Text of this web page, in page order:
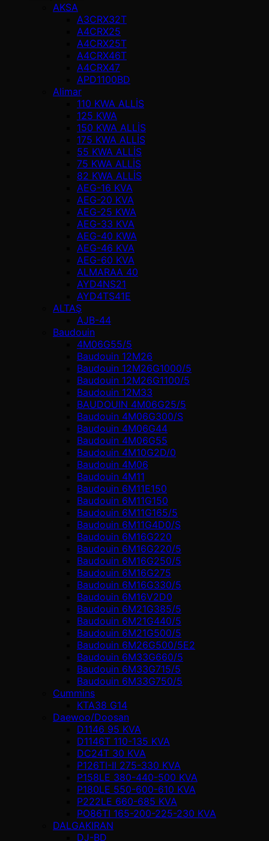
AKSA
A3CRX32T
A4CRX25
A4CRX25T
A4CRX46T
A4CRX47
APD1100BD
Alimar
110 KWA ALLİS
125 KWA
150 KWA ALLİS
175 KWA ALLİS
55 KWA ALLİS
75 KWA ALLİS
82 KWA ALLİS
AEG-16 KVA
AEG-20 KVA
AEG-25 KWA
AEG-33 KVA
AEG-40 KWA
AEG-46 KVA
AEG-60 KVA
ALMARAA 40
AYD4NS21
AYD4TS41E
ALTAŞ
AJB-44
Baudouin
4M06G55/5
Baudouin 12M26
Baudouin 12M26G1000/5
Baudouin 12M26G1100/5
Baudouin 12M33
BAUDOUIN 4M06G25/5
Baudouin 4M06G300/S
Baudouin 4M06G44
Baudouin 4M06G55
Baudouin 4M10G2D/0
Baudouin 4М06
Baudouin 4М11
Baudouin 6M11E150
Baudouin 6M11G150
Baudouin 6M11G165/5
Baudouin 6M11G4D0/S
Baudouin 6M16G220
Baudouin 6M16G220/5
Baudouin 6M16G250/5
Baudouin 6M16G275
Baudouin 6M16G330/5
Baudouin 6M16V2D0
Baudouin 6M21G385/5
Baudouin 6M21G440/5
Baudouin 6M21G500/5
Baudouin 6M26G500/5E2
Baudouin 6M33G660/5
Baudouin 6M33G715/5
Baudouin 6M33G750/5
Cummins
KTA38 G14
Daewoo/Doosan
D1146 95 KVA
D1146T 110-135 KVA
DC24T 30 KVA
P126TI-II 275-330 KVA
P158LE 380-440-500 KVA
P180LE 550-600-610 KVA
P222LE 660-685 KVA
PO86TI 165-200-225-230 KVA
DALGAKIRAN
DJ-BD